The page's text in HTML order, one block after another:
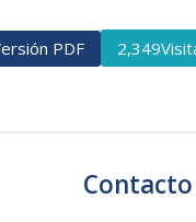
PDF 2,349
Contacto